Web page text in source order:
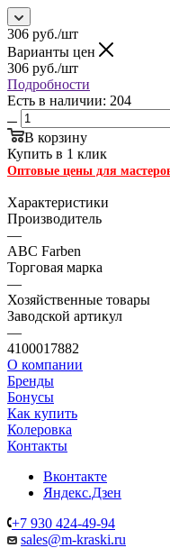
306 руб./шт
Варианты цен
306 руб./шт
Подробности
Есть в наличии: 204
В корзину
Купить в 1 клик
Оптовые цены для
Характеристики
Производитель
—
ABC Farben
Торговая марка
—
Хозяйственные товары
Заводской артикул
—
4100017882
О компании
Бренды
Бонусы
Как купить
Колеровка
Контакты
Вконтакте
Яндекс.Дзен
+7 930 424-49-94
sales@m-kraski.ru